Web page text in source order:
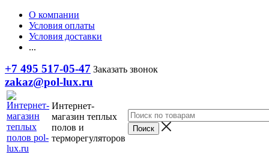
О компании
Условия оплаты
Условия доставки
...
+7 495 517-05-47 Заказать звонок
zakaz@pol-lux.ru
Интернет-
магазин теплых
полов и
терморегуляторов